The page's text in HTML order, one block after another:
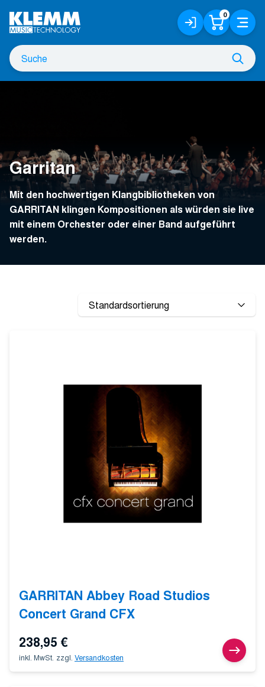
Hauptinhalt
Suche
nach
Anmelden
/
Registrieren
0 Menü
Garritan
Mit den hochwertigen Klangbibliotheken von
GARRITAN klingen Kompositionen als würden sie live
mit einem Orchester oder einer Band aufgeführt
werden.
GARRITAN Abbey Road Studios
Concert Grand CFX
238,95 €
inkl. MwSt. zzgl. Versandkosten